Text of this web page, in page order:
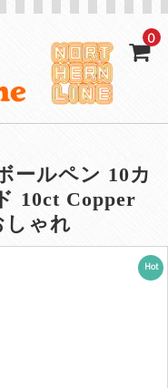
0
ールペン 10カ
10ct Copper
しゃれ
Hot